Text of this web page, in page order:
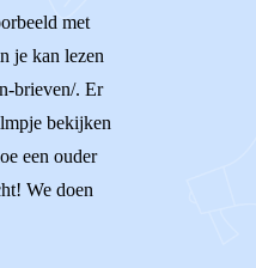
met
je kan lezen
brieven/. Er
bekijken
een ouder
We doen